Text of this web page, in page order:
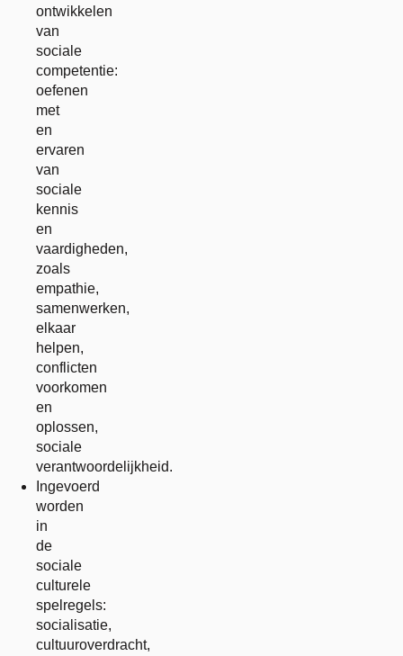
ontwikkelen
van
sociale
competentie:
oefenen
met
en
ervaren
van
sociale
kennis
en
vaardigheden,
zoals
empathie,
samenwerken,
elkaar
helpen,
conflicten
voorkomen
en
oplossen,
sociale
verantwoordelijkheid.
Ingevoerd
worden
in
de
sociale
culturele
spelregels:
socialisatie,
cultuuroverdracht,